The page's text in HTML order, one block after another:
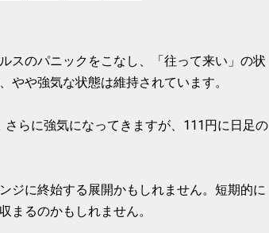
スのパニックをこなし、「往って来い」の状
や強気な状態は維持されています。
らに強気になってきますが、111円に日足の
ジに終始する展開かもしれません。短期的に
まるのかもしれません。